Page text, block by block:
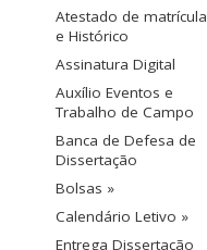
Atestado de matrícula
e Histórico
Assinatura Digital
Auxílio Eventos e
Trabalho de Campo
Banca de Defesa de
Dissertação
Bolsas »
Calendário Letivo »
Entrega Dissertação